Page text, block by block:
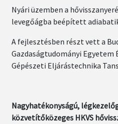
Nyári üzemben a
levegőágba beépített
A fejlesztésben részt vett a
Gazdaságtudományi Egyetem
Gépészeti Eljárástechnika
Nagyhatékonyságú,
közvetítőközeges HKVS